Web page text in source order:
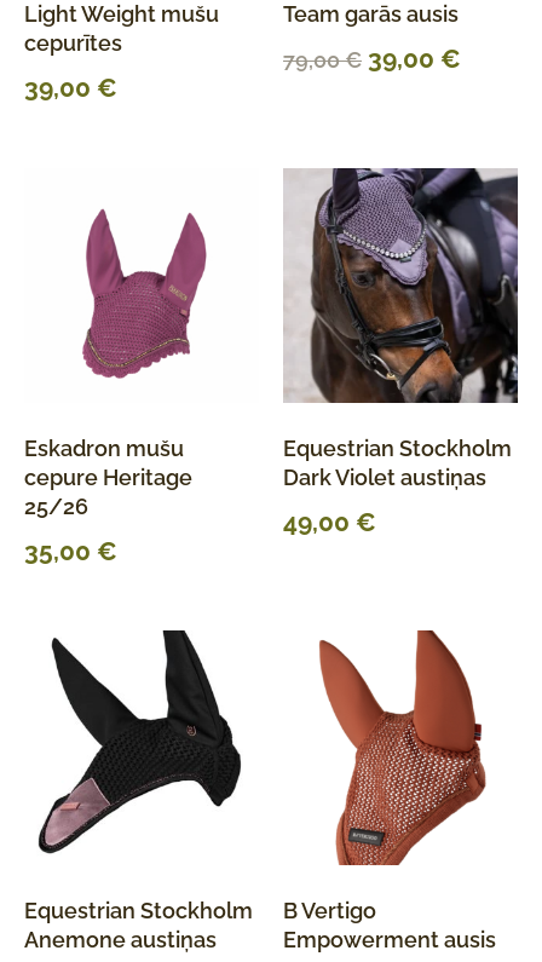
Light Weight mušu
cepurītes
39,00 €
Team garās ausis
79,00€ 39,00 €
Eskadron mušu
cepure Heritage
25/26
35,00 €
Equestrian Stockholm
Dark Violet austiņas
49,00 €
Equestrian Stockholm
Anemone austiņas
B Vertigo
Empowerment ausis